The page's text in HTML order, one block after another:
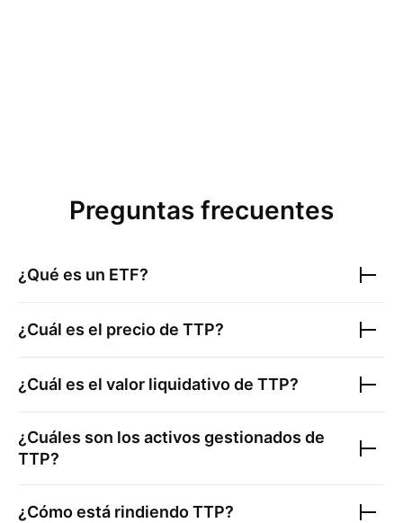
Preguntas frecuentes
¿Qué es un ETF?
¿Cuál es el precio de TTP?
¿Cuál es el valor liquidativo de TTP?
¿Cuáles son los activos gestionados de
TTP?
¿Cómo está rindiendoTTP?